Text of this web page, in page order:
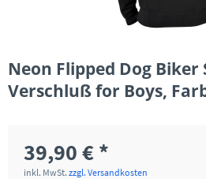
Neon Flipped Dog
Verschluß for Boys,
39,90 € *
inkl. MwSt. zzgl. Versandkosten